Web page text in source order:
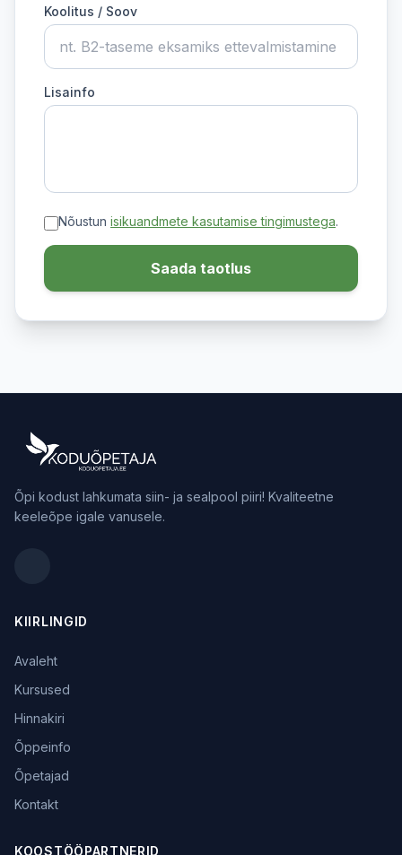
Koolitus / Soov
Lisainfo
Nõustun isikuandmete kasutamise tingimustega.
Saada taotlus
Õpi kodust lahkumata siin- ja sealpool piiri! Kvaliteetne
keeleõpe igale vanusele.
KIIRLINGID
Avaleht
Kursused
Hinnakiri
Õppeinfo
Õpetajad
Kontakt
KOOSTÖÖPARTNERID